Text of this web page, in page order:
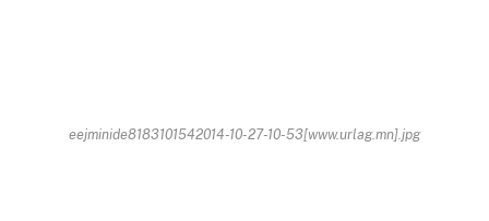
eejminide8183101542014-10-27-10-53[www.urlag.mn].jpg